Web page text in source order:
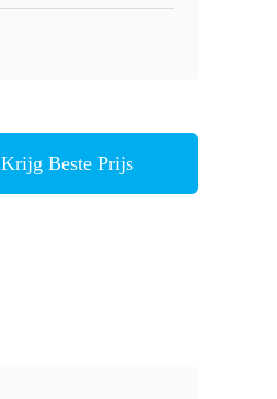
Krijg Beste Prijs